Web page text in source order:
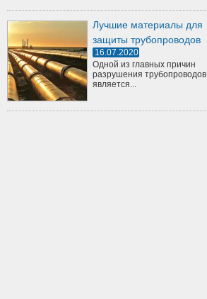
Лучшие материалы для
защиты трубопроводов
16.07.2020
Одной из главных причин
разрушения трубопроводов
является...